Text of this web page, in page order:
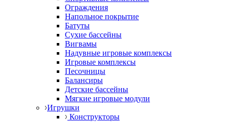
Ограждения
Напольное покрытие
Батуты
Сухие бассейны
Вигвамы
Надувные игровые комплексы
Игровые комплексы
Песочницы
Балансиры
Детские бассейны
Мягкие игровые модули
Игрушки
Конструкторы